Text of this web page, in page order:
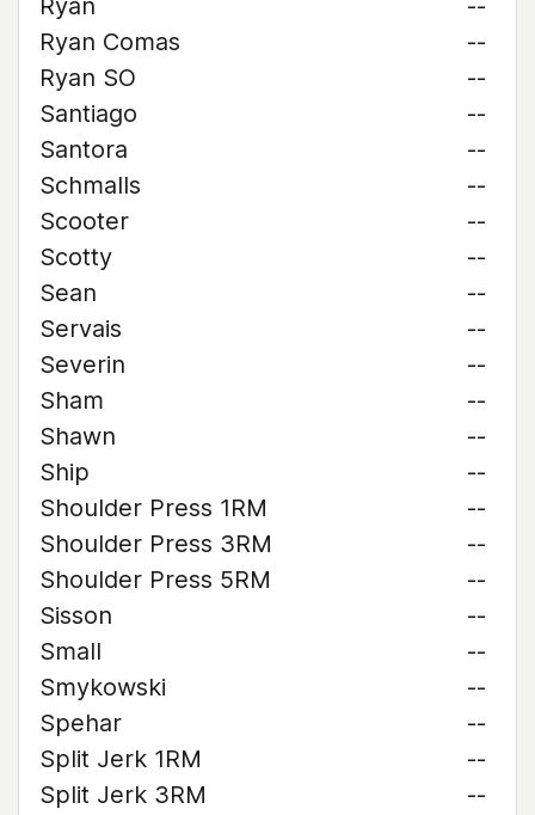
Ryan
--
Ryan Comas
--
Ryan SO
--
Santiago
--
Santora
--
Schmalls
--
Scooter
--
Scotty
--
Sean
--
Servais
--
Severin
--
Sham
--
Shawn
--
Ship
--
Shoulder Press 1RM
--
Shoulder Press 3RM
--
Shoulder Press 5RM
--
Sisson
--
Small
--
Smykowski
--
Spehar
--
Split Jerk 1RM
--
Split Jerk 3RM
--